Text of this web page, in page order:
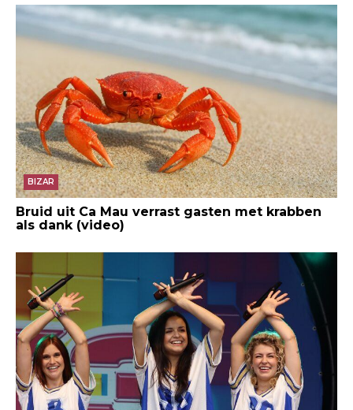
BIZAR
Bruid uit Ca Mau verrast gasten met krabben
als dank (video)